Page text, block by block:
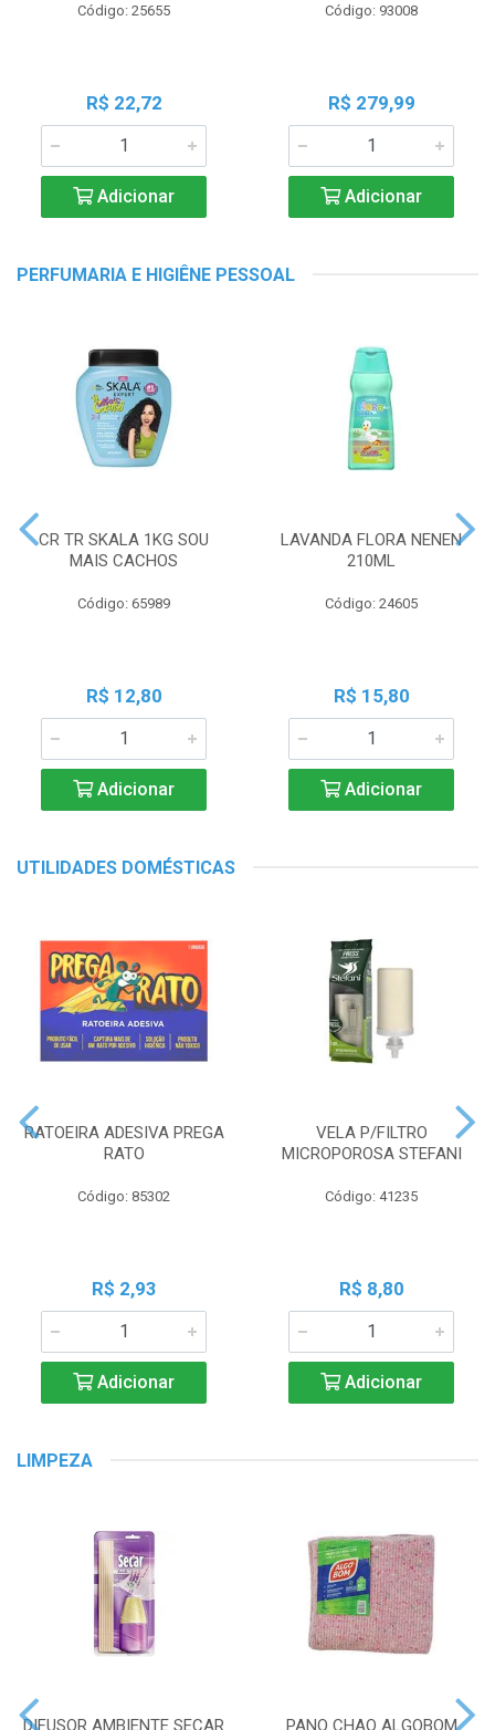
Código: 25655
R$ 22,72
Adicionar
Código: 93008
R$ 279,99
Adicionar
PERFUMARIA E HIGIÊNE PESSOAL
CR TR SKALA 1KG SOU
MAIS CACHOS
Código: 65989
R$ 12,80
Adicionar
LAVANDA FLORA NENEN
210ML
Código: 24605
R$ 15,80
Adicionar
UTILIDADES DOMÉSTICAS
RATOEIRA ADESIVA PREGA
RATO
Código: 85302
R$ 2,93
Adicionar
VELA P/FILTRO
MICROPOROSA STEFANI
Código: 41235
R$ 8,80
Adicionar
LIMPEZA
DIFUSOR AMBIENTE SECAR PANO CHAO ALGOBOM